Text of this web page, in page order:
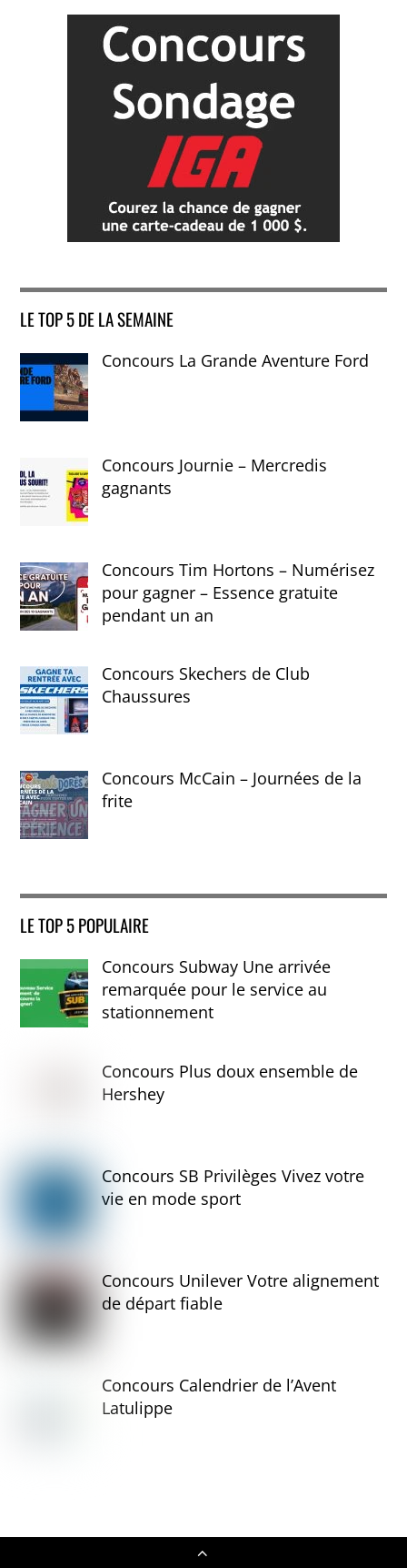
LE TOP 5 DE LA SEMAINE
Concours La Grande Aventure Ford
Concours Journie – Mercredis
gagnants
Concours Tim Hortons – Numérisez
pour gagner – Essence gratuite
pendant un an
Concours Skechers de Club
Chaussures
Concours McCain – Journées de la
frite
LE TOP 5 POPULAIRE
Concours Subway Une arrivée
remarquée pour le service au
stationnement
Concours Plus doux ensemble de
Hershey
Concours SB Privilèges Vivez votre
vie en mode sport
Concours Unilever Votre alignement
de départ fiable
Concours Calendrier de l’Avent
Latulippe